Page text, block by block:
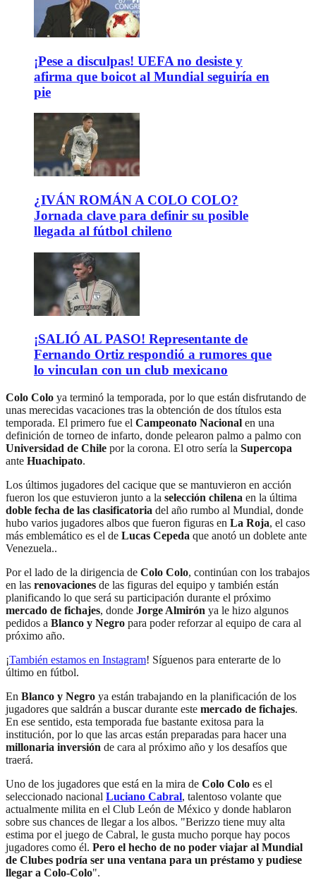
¡Pese a disculpas! UEFA no desiste y
afirma que boicot al Mundial seguiría en
pie
¿IVÁN ROMÁN A COLO COLO?
Jornada clave para definir su posible
llegada al fútbol chileno
¡SALIÓ AL PASO! Representante de
Fernando Ortiz respondió a rumores que
lo vinculan con un club mexicano
Colo Colo ya terminó la temporada, por lo que están disfrutando de
unas merecidas vacaciones tras la obtención de dos títulos esta
temporada. El primero fue el Campeonato Nacional en una
definición de torneo de infarto, donde pelearon palmo a palmo con
Universidad de Chile por la corona. El otro sería la Supercopa
ante Huachipato.
Los últimos jugadores del cacique que se mantuvieron en acción
fueron los que estuvieron junto a la selección chilena en la última
doble fecha de las clasificatoria del año rumbo al Mundial, donde
hubo varios jugadores albos que fueron figuras en La Roja, el caso
más emblemático es el de Lucas Cepeda que anotó un doblete ante
Venezuela..
Por el lado de la dirigencia de Colo Colo, continúan con los trabajos
en las renovaciones de las figuras del equipo y también están
planificando lo que será su participación durante el próximo
mercado de fichajes, donde Jorge Almirón ya le hizo algunos
pedidos a Blanco y Negro para poder reforzar al equipo de cara al
próximo año.
¡También estamos en Instagram! Síguenos para enterarte de lo
último en fútbol.
En Blanco y Negro ya están trabajando en la planificación de los
jugadores que saldrán a buscar durante este mercado de fichajes.
En ese sentido, esta temporada fue bastante exitosa para la
institución, por lo que las arcas están preparadas para hacer una
millonaria inversión de cara al próximo año y los desafíos que
traerá.
Uno de los jugadores que está en la mira de Colo Colo es el
seleccionado nacional Luciano Cabral, talentoso volante que
actualmente milita en el Club León de México y donde hablaron
sobre sus chances de llegar a los albos. "Berizzo tiene muy alta
estima por el juego de Cabral, le gusta mucho porque hay pocos
jugadores como él. Pero el hecho de no poder viajar al Mundial
de Clubes podría ser una ventana para un préstamo y pudiese
llegar a Colo-Colo".